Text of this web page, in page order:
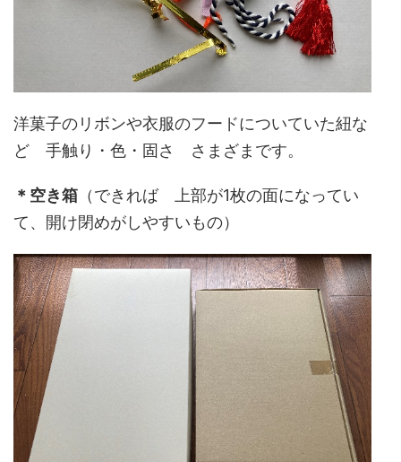
洋菓子のリボンや衣服のフードについていた紐な
ど 手触り・色・固さ さまざまです。
＊空き箱 （できれば 上部が1枚の面になってい
て、開け閉めがしやすいもの）